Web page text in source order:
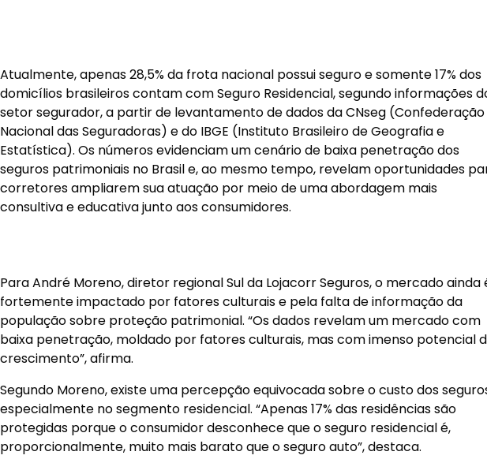
corretores ampliarem sua atuação por meio de uma abordagem mais
consultiva e educativa junto aos consumidores.
Para André Moreno, diretor regional Sul da Lojacorr Seguros, o mercado ainda é
fortemente impactado por fatores culturais e pela falta de informação da
população sobre proteção patrimonial. “Os dados revelam um mercado com
baixa penetração, moldado por fatores culturais, mas com imenso potencial de
especialmente no segmento residencial. “Apenas 17% das residências são
protegidas porque o consumidor desconhece que o seguro residencial é,
proporcionalmente, muito mais barato que o seguro auto”, destaca.
O diretor também avalia que o crescimento do setor depende diretamente do
que o mercado tem um vasto espaço para crescimento, dependendo
diretamente da conscientização e educação financeira do consumidor”, diz.